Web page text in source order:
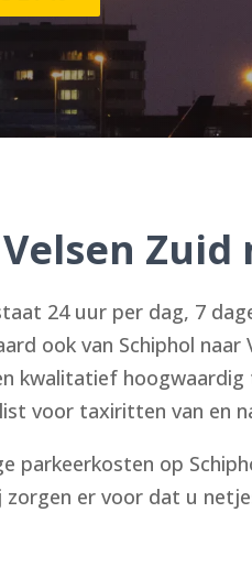
Zuid
24 uur per dag, 7
ook van Schiphol
kwalitatief
voor taxiritten van en
parkeerkosten op
er voor dat u